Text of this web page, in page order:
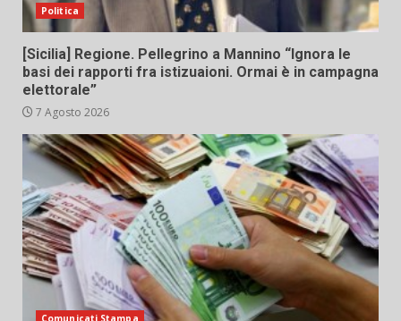
Politica
[Sicilia] Regione. Pellegrino a Mannino “Ignora le
basi dei rapporti fra istizuaioni. Ormai è in campagna
elettorale”
7 Agosto 2026